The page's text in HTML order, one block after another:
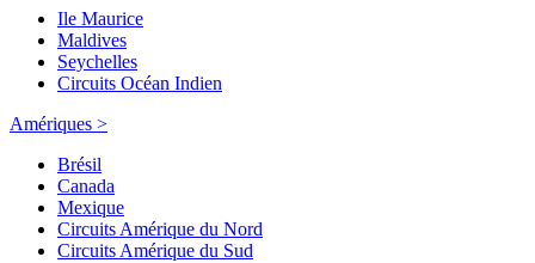
Ile Maurice
Maldives
Seychelles
Circuits Océan Indien
Amériques >
Brésil
Canada
Mexique
Circuits Amérique du Nord
Circuits Amérique du Sud